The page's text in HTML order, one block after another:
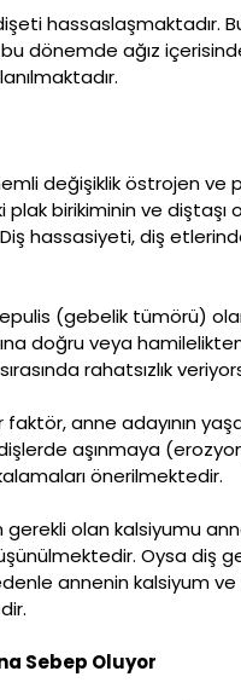
hassaslaşmaktadır.
dönemde ağız
değişiklik östrojen ve
birikiminin ve diştaşı
hassasiyeti, diş
epulis (gebelik tümörü)
doğru veya
rahatsızlık
anne adayının
aşınmaya
önerilmektedir.
gerekli olan kalsiyumu
Oysa diş
annenin kalsiyum ve
Sebep Oluyor